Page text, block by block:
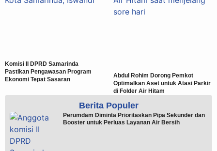
Komisi II DPRD Samarinda
Pastikan Pengawasan Program
Ekonomi Tepat Sasaran
Abdul Rohim Dorong Pemkot
Optimalkan Aset untuk Atasi Parkir
di Folder Air Hitam
Berita Populer
Perumdam Diminta Prioritaskan Pipa Sekunder dan
Booster untuk Perluas Layanan Air Bersih